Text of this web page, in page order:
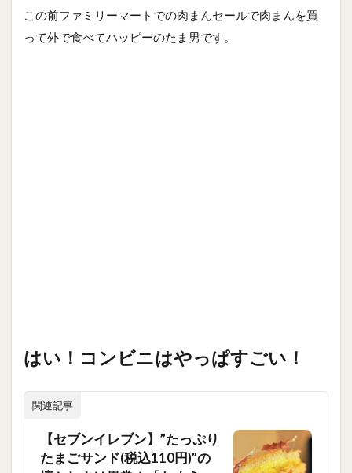
この前ファミリーマートでの肉まんセールで肉まんを買
って外で食べてハッピーのたま男です。
はい！コンビニはやっぱすごい！
関連記事
【セブンイレブン】”たっぷり
たまごサンド(税込110円)”の